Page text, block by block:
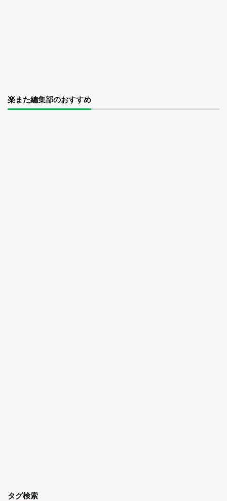
楽また編集部のおすすめ
タグ検索